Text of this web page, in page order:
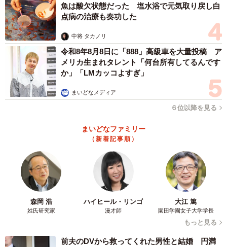
魚は酸欠状態だった 塩水浴で元気取り戻し白
点病の治療も奏功した
中将 タカノリ
令和8年8月8日に「888」高級車を大量投稿 ア
メリカ生まれタレント「何台所有してるんです
か」「LMカッコよすぎ」
まいどなメディア
６位以降を見る
まいどなファミリー
（新着記事順）
森岡 浩
姓氏研究家
ハイヒール・リンゴ
漫才師
大江 篤
園田学園女子大学学長
もっと見る
前夫のDVから救ってくれた男性と結婚 円満